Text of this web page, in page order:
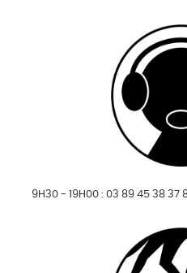
9H30 - 19H00 : 03 89 45 38 37